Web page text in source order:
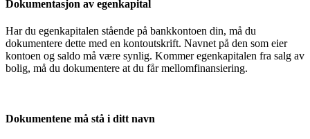
Dokumentasjon av egenkapital
Har du egenkapitalen stående på bankkontoen din, må du
dokumentere dette med en kontoutskrift. Navnet på den som eier
kontoen og saldo må være synlig. Kommer egenkapitalen fra salg av
bolig, må du dokumentere at du får mellomfinansiering.
Dokumentene må stå i ditt navn